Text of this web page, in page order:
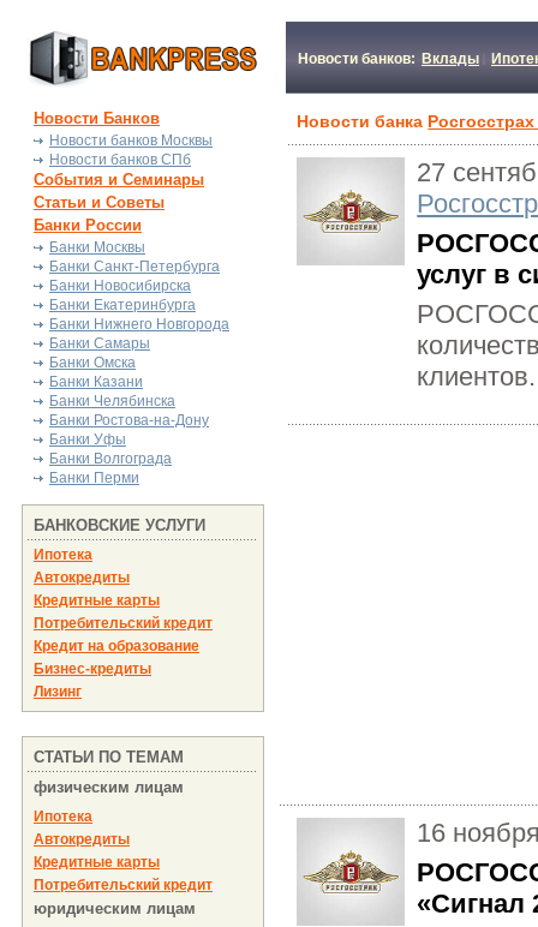
Новости банков: Вклады
Новости Банков
Новости банков Москвы
Новости банков СПб
События и Семинары
Статьи и Советы
Банки России
Банки Москвы
Банки Санкт-Петербурга
Банки Новосибирска
Банки Екатеринбурга
Банки Нижнего Новгорода
Банки Самары
Банки Омска
Банки Казани
Банки Челябинска
Банки Ростова-на-Дону
Банки Уфы
Банки Волгограда
Банки Перми
БАНКОВСКИЕ УСЛУГИ
Ипотека
Автокредиты
Кредитные карты
Потребительский кредит
Кредит на образование
Бизнес-кредиты
Лизинг
СТАТЬИ ПО ТЕМАМ
физическим лицам
Ипотека
Автокредиты
Кредитные карты
Потребительский кредит
юридическим лицам
Новости банка
27
услуг в
клиентов.
16
«Сигнал